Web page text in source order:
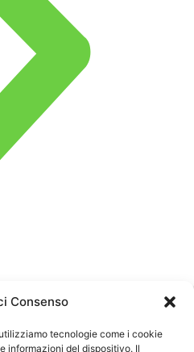
Consenso
tecnologie come i cookie
informazioni del dispositivo. Il
Privacy